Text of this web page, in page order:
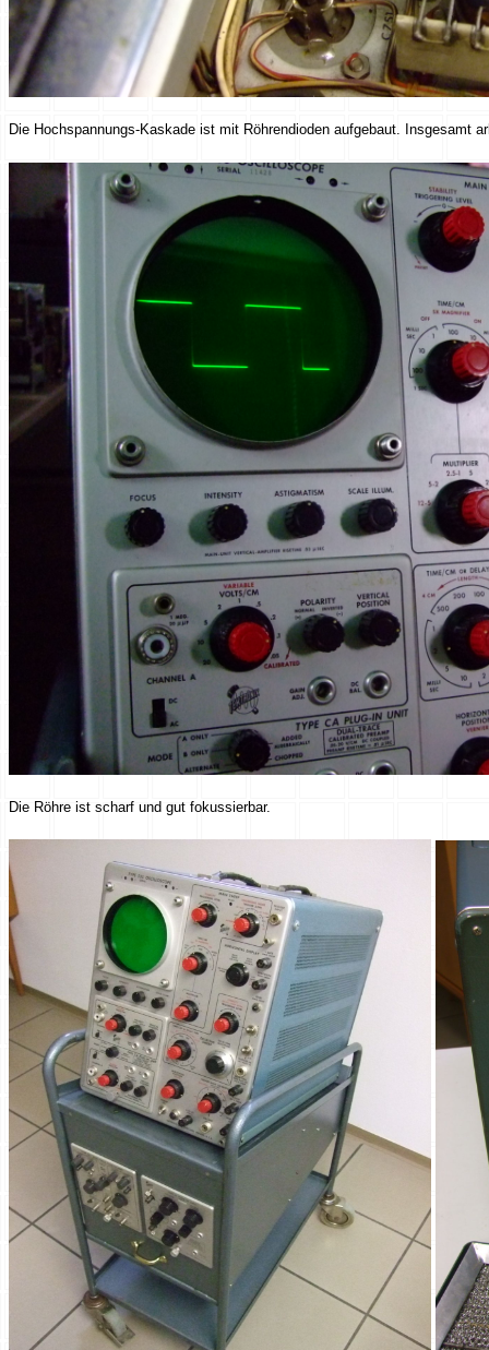
Die Hochspannungs-Kaskade ist mit Röhrendioden aufgebaut. Insgesamt
Die Röhre ist scharf und gut fokussierbar.